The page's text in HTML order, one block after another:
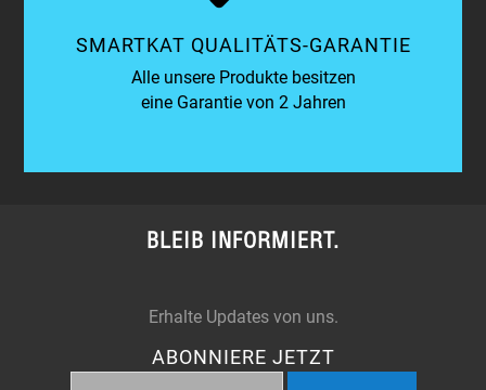
SMARTKAT QUALITÄTS-GARANTIE
Alle unsere Produkte besitzen
eine Garantie von 2 Jahren
BLEIB INFORMIERT.
Erhalte Updates von uns.
ABONNIERE JETZT